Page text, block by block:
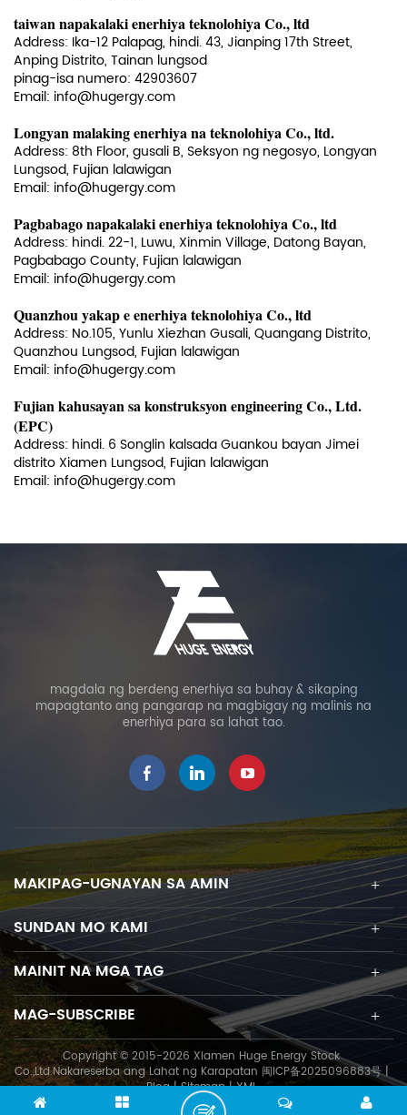
taiwannapakalakienerhiya teknolohiya Co., ltd
Address: Ika-12 Palapag, hindi. 43, Jianping 17th Street,
Anping Distrito, Tainan lungsod
pinag-isa numero: 42903607
Email: info@hugergy.com
Longyan malaking enerhiya na teknolohiya Co., ltd.
Address: 8th Floor, gusali B, Seksyon ng negosyo, Longyan
Lungsod, Fujian lalawigan
Email: info@hugergy.com
Pagbabagonapakalakienerhiya teknolohiya Co., ltd
Address: hindi. 22-1, Luwu, Xinmin Village, Datong Bayan,
Pagbabago County, Fujian lalawigan
Email: info@hugergy.com
Quanzhouyakapeenerhiya teknolohiya Co., ltd
Address: No.105, Yunlu Xiezhan Gusali, Quangang Distrito,
Quanzhou Lungsod, Fujian lalawigan
Email: info@hugergy.com
Fujian kahusayan sa konstruksyon engineering Co., Ltd.
(EPC)
Address: hindi. 6 Songlin kalsada Guankou bayan Jimei
distrito Xiamen Lungsod, Fujian lalawigan
Email: info@hugergy.com
magdala ng berdeng enerhiya sa buhay & sikaping
mapagtanto ang pangarap na magbigay ng malinis na
enerhiya para sa lahat tao.
MAKIPAG-UGNAYAN SA AMIN
SUNDAN MO KAMI
MAINIT NA MGA TAG
MAG-SUBSCRIBE
Copyright © 2015-2026 Xiamen Huge Energy Stock
Co.,Ltd.Nakareserba ang Lahat ng Karapatan 闽ICP备2025096883号|
Blog|Sitemap|XML